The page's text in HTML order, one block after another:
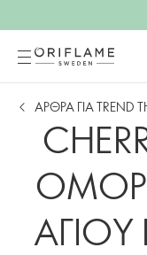
ΑΡΘΡΑ ΓΙΑ TREND